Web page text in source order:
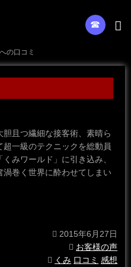
☎︎
の口コミ
且つ繊細な接客術、素晴ら
一級のテクニックを総動員
みワールド」に引き込み、
巻く世界に酔わせてしまい
2015年6月27日
お客様の声
くみ 口コミ 感想